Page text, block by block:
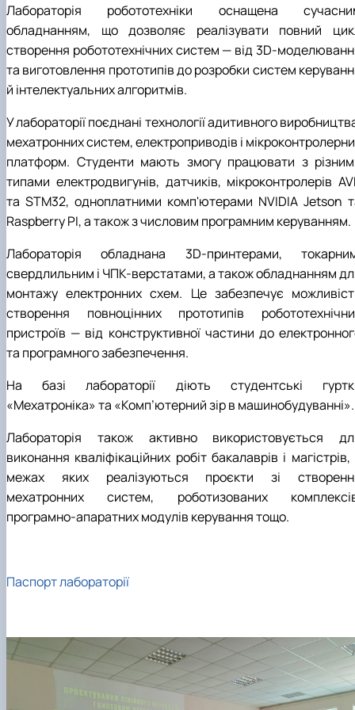
Лабораторія робототехніки оснащена
обладнанням, що дозволяє реалізувати повний
створення робототехнічних систем — від 3D-
та виготовлення прототипів до розробки систем
й інтелектуальних алгоритмів.
У лабораторії поєднані технології адитивного
мехатронних систем, електроприводів і
платформ. Студенти мають змогу працювати з
типами електродвигунів, датчиків, мікроконтролерів
та STM32, одноплатними комп'ютерами NVIDIA Jetson
Raspberry PI, а також з числовим програмним керуванням.
Лабораторія обладнана 3D-принтерами,
свердлильним і ЧПК-верстатами, а також обладнанням
монтажу електронних схем. Це забезпечує
створення повноцінних прототипів
пристроїв — від конструктивної частини до
та програмного забезпечення.
На базі лабораторії діють студентські
«Мехатроніка» та «Комп’ютерний зір в машинобудуванні».
Лабораторія також активно використовується
виконання кваліфікаційних робіт бакалаврів і магістрів,
межах яких реалізуються проєкти зі
мехатронних систем, роботизованих
програмно-апаратних модулів керування тощо.
Паспорт лабораторії